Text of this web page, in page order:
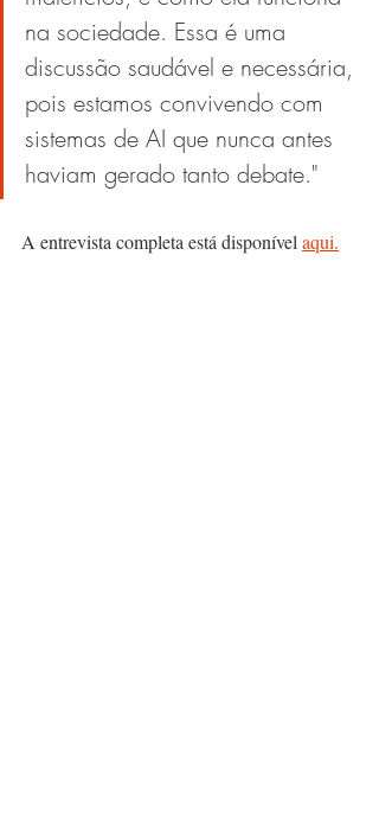
na sociedade. Essa é uma
discussão saudável e necessária,
pois estamos convivendo com
sistemas de AI que nunca antes
haviam gerado tanto debate."
A entrevista completa está disponível aqui.